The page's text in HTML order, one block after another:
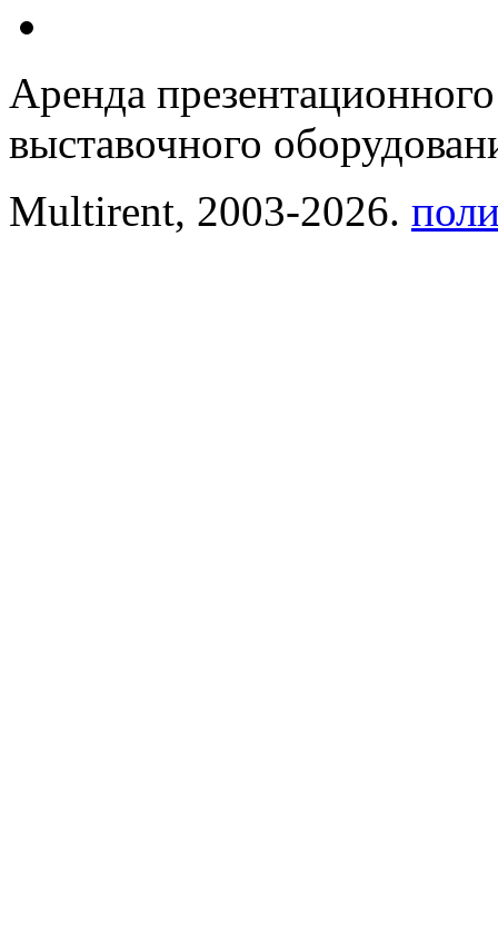
Аренда
выставочного
Multirent, 2003-2026.